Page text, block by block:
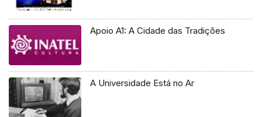
Apoio A1: A Cidade das Tradições
A Universidade Está no Ar